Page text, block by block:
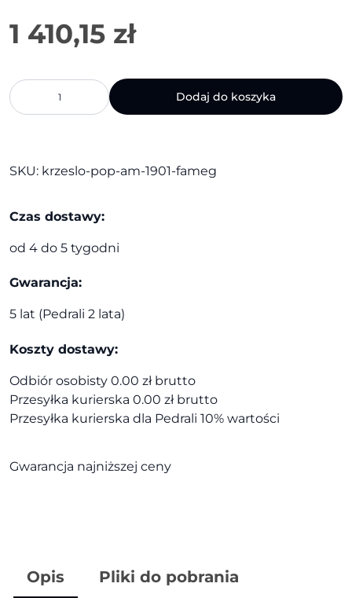
ilość
Krzesło
Pop
|
Dodaj do koszyka
SKU: krzeslo-pop-am-1901-fameg
Czas dostawy:
od 4 do 5 tygodni
Gwarancja:
5 lat (Pedrali 2 lata)
Koszty dostawy:
Odbiór osobisty 0.00 zł brutto
Przesyłka kurierska 0.00 zł brutto
Przesyłka kurierska dla Pedrali 10% wartości
Gwarancja najniższej ceny
Opis Pliki do pobrania